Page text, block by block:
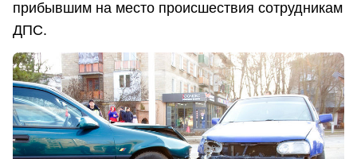
прибывшим на место происшествия сотрудникам
ДПС.